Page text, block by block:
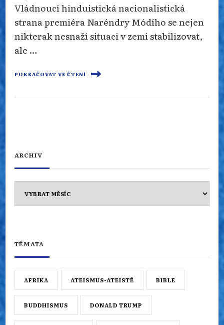
Vládnoucí hinduistická nacionalistická
strana premiéra Naréndry Módího se nejen
nikterak nesnaží situaci v zemi stabilizovat,
ale …
POKRAČOVAT VE ČTENÍ
ARCHIV
TÉMATA
AFRIKA ATEISMUS-ATEISTÉ BIBLE
BUDDHISMUS DONALD TRUMP